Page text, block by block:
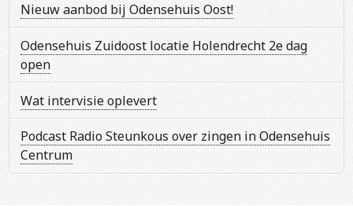
Nieuw aanbod bij Odensehuis Oost!
Odensehuis Zuidoost locatie Holendrecht 2e dag
open
Wat intervisie oplevert
Podcast Radio Steunkous over zingen in Odensehuis
Centrum